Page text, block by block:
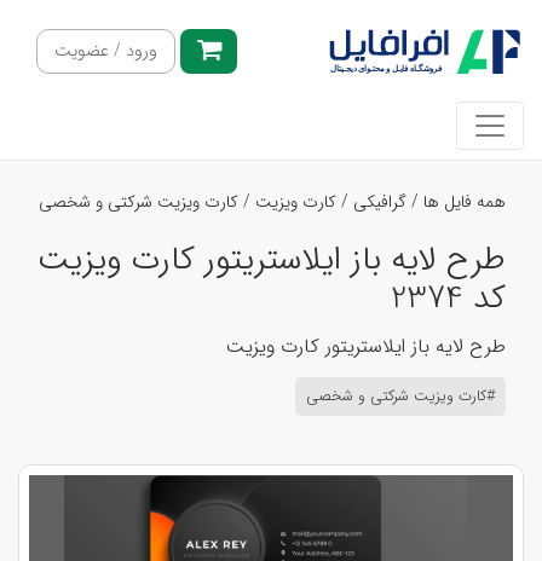
ورود / عضویت
همه فایل ها /گرافیکی /کارت ویزیت /کارت ویزیت شرکتی و شخصی
طرح لایه باز ایلاستریتور کارت ویزیت
کد 2374
طرح لایه باز ایلاستریتور کارت ویزیت
#کارت ویزیت شرکتی و شخصی